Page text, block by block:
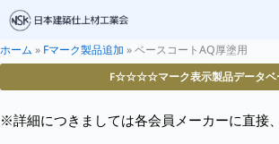
ホーム » Fマーク製品追加 »ベースコートAQ厚塗用
F☆☆☆☆マーク表示製品データベ
※詳細につきましては各会員メーカーに直接